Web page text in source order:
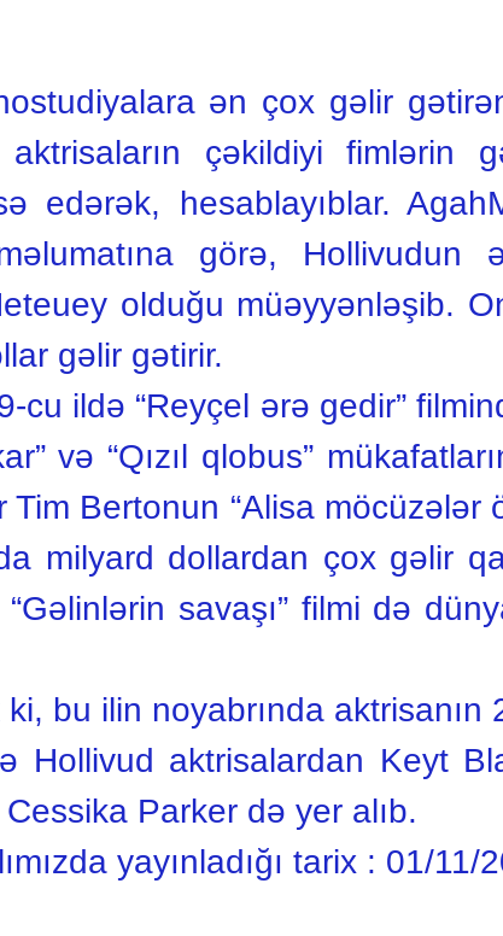
ən çox gəlir
çəkildiyi fimlərin
edərək, hesablayıblar.
görə, Hollivudun
olduğu müəyyənləşib.
gəlir gətirir.
cu ildə “Reyçel ərə gedir”
və “Qızıl qlobus”
Bertonun “Alisa möcüzələr
milyard dollardan çox gəlir
savaşı” filmi də
bu ilin noyabrında aktrisanın
Hollivud aktrisalardan Keyt
Parker də yer alıb.
yayınladığı tarix : 01/11/